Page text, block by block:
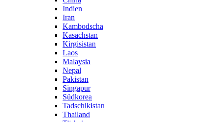
Indien
Iran
Kambodscha
Kasachstan
Kirgisistan
Laos
Malaysia
Nepal
Pakistan
Singapur
Südkorea
Tadschikistan
Thailand